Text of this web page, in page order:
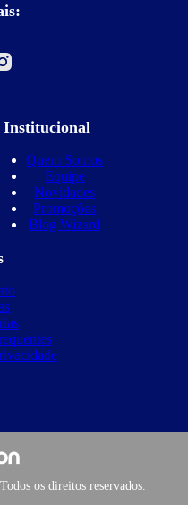
Institucional
Quem Somos
Equipe
Novidades
Promoções
Blog Wizard
os direitos reservados.